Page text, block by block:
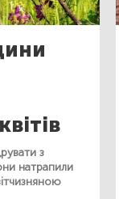
з
натрапили